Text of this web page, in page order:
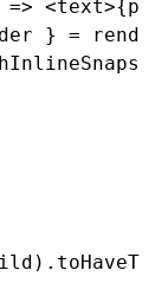
=> <text>{
} = render